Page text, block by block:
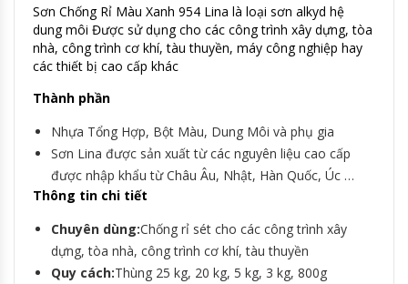
Sơn Chống Rỉ Màu Xanh 954 Lina là loại sơn alkyd hệ
dung môi Được sử dụng cho các công trình xây dựng, tòa
nhà, công trình cơ khí, tàu thuyền, máy công nghiệp hay
các thiết bị cao cấp khác
Thành phần
Nhựa Tổng Hợp, Bột Màu, Dung Môi và phụ gia
Sơn Lina được sản xuất từ các nguyên liệu cao cấp
được nhập khẩu từ Châu Âu, Nhật, Hàn Quốc, Úc …
Thông tin chi tiết
Chuyên dùng:Chống rỉ sét cho các công trình xây
dựng, tòa nhà, công trình cơ khí, tàu thuyền
Quy cách:Thùng 25 kg, 20 kg, 5 kg, 3 kg, 800g